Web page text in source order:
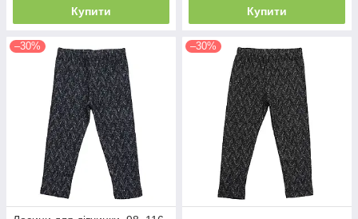
Купити Купити
–30% –30%